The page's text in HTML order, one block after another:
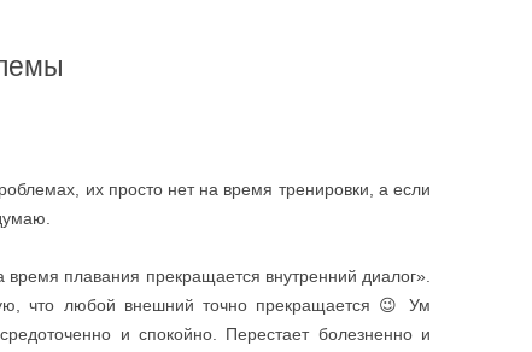
ЗАНЯТИЯ
их просто нет на время тренировки, а если
время плавания прекращается внутренний диалог».
что любой внешний точно прекращается 😉 Ум
и спокойно. Перестает болезненно и